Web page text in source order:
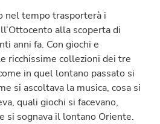
nel tempo trasporterà i
alla scoperta di
anni fa. Con giochi e
ricchissime collezioni dei tre
in quel lontano passato si
si ascoltava la musica, cosa si
quali giochi si facevano,
si sognava il lontano Oriente.